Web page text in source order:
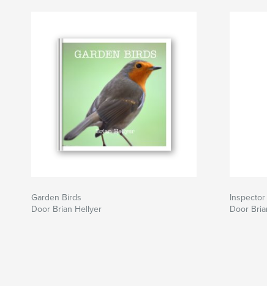
Garden Birds
Door Brian Hellyer
Inspector
Door